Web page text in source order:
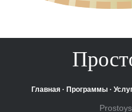
Главная· Программы·